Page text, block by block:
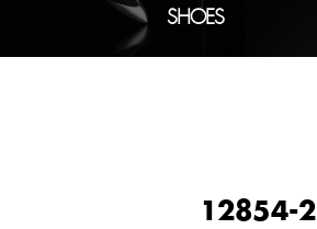
SHOES
12854-2